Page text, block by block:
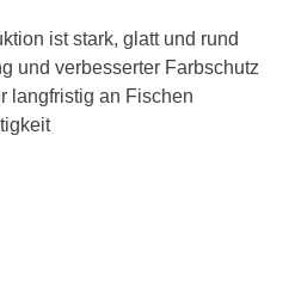
ist stark, glatt und rund
und verbesserter Farbschutz
langfristig an Fischen